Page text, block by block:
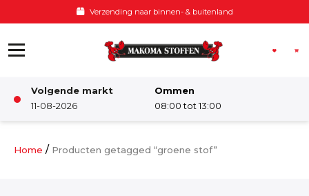
Verzending naar binnen- & buitenland
Volgende markt
11-08-2026
Ommen
08:00 tot 13:00
Damesstoffen
Home / Producten getagged “groene stof”